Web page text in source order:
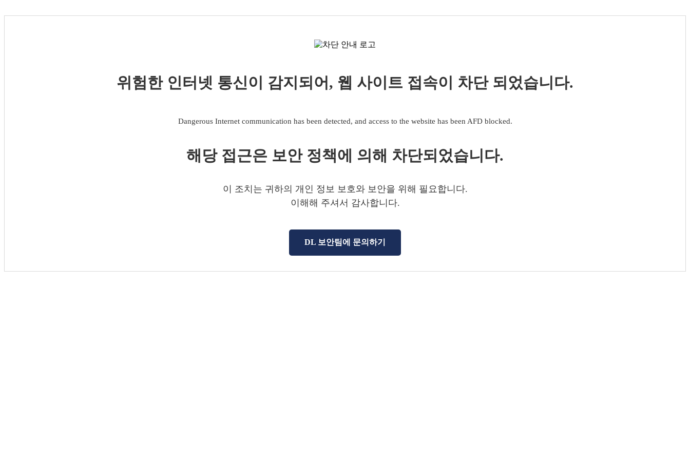
위험한 인터넷 통신이 감지되어, 웹 사이트 접속이 차단 되었습니다.
Dangerous Internet communication has been detected, and access to the website has been AFD blocked.
해당 접근은 보안 정책에 의해 차단되었습니다.
이 조치는 귀하의 개인 정보 보호와 보안을 위해 필요합니다.
이해해 주셔서 감사합니다.
DL 보안팀에 문의하기